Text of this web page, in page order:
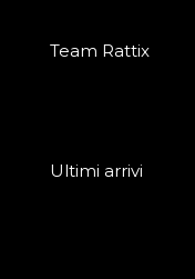
Team Rattix
Ultimi arrivi